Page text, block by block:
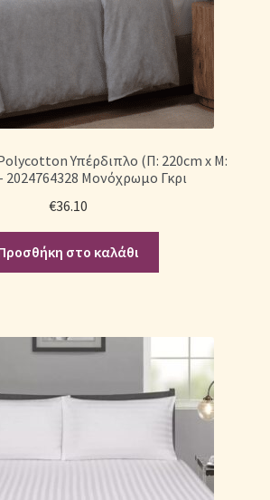
Υπέρδιπλο (Π: 220cm x Μ:
2024764328 Μονόχρωμο Γκρι
€36.10
στο καλάθι